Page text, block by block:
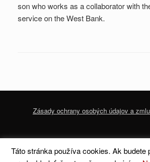
son who works as a collaborator with
service on the West Bank.
Zásady ochrany osobých údajov a
podmienky
Táto stránka používa cookies. Ak budete